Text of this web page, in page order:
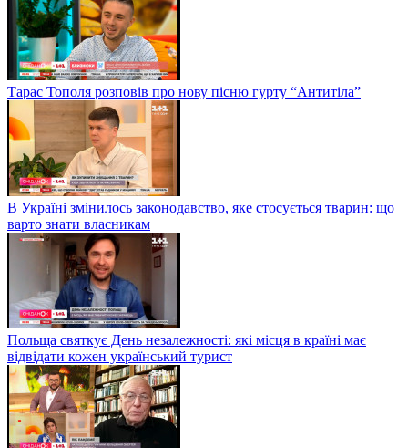
Тарас Тополя розповів про нову пісню гурту “Антитіла”
В Україні змінилось законодавство, яке стосується тварин: що
варто знати власникам
Польща святкує День незалежності: які місця в країні має
відвідати кожен український турист